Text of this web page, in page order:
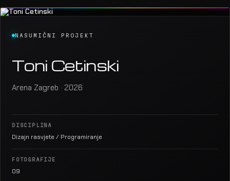
NASUMIČNI PROJEKT
Toni Cetinski
Arena Zagreb · 2026
DISCIPLINA
Dizajn rasvjete / Programiranje
FOTOGRAFIJE
09